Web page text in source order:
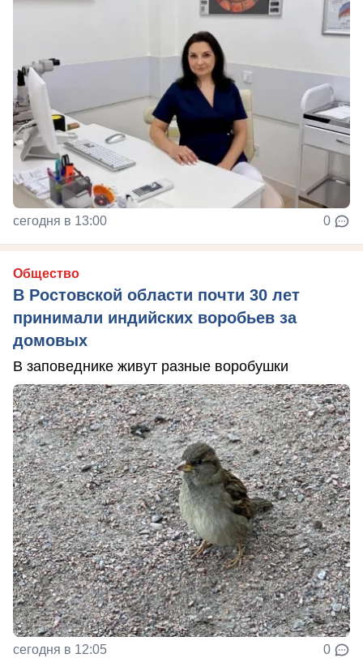
сегодня в 13:00 0
Общество
В Ростовской области почти 30 лет
принимали индийских воробьев за
домовых
В заповеднике живут разные воробушки
сегодня в 12:05 0